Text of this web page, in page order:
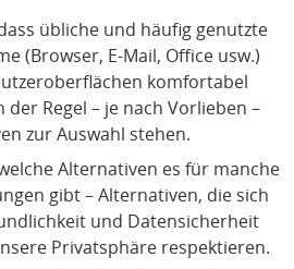
übliche und häufig genutzte
(Browser, E-Mail, Office usw.)
komfortabel
Regel – je nach Vorlieben –
zur Auswahl stehen.
Alternativen es für manche
gibt – Alternativen, die sich
und Datensicherheit
Privatsphäre respektieren.